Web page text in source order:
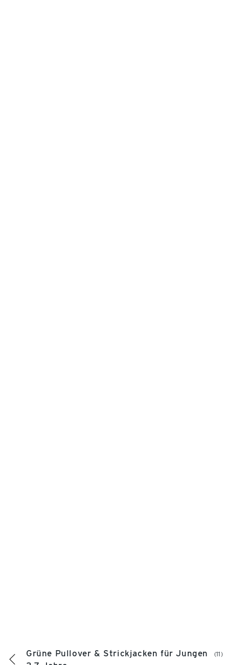
Grüne Pullover & Strickjacken für Jungen
(11)